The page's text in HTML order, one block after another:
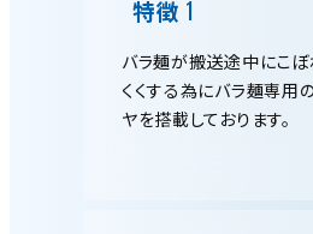
特徴
バラ麺が搬送途中にこ
くくする為にバラ麺専用
ヤを搭載しております。